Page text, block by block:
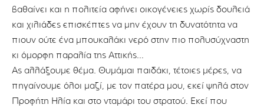
βαθαίνει και η πολιτεία αφήνει οικογένειες χωρίς δουλειά
και χιλιάδες επισκέπτες να μην έχουν τη δυνατότητα να
πιουν ούτε ένα μπουκαλάκι νερό στην πιο πολυσύχναστη
κι όμορφη παραλία της Αττικής…
Ας αλλάξουμε θέμα. Θυμάμαι παιδάκι, τέτοιες μέρες, να
πηγαίνουμε όλοι μαζί, με τον πατέρα μου, εκεί ψηλά στον
Προφήτη Ηλία και στο νταμάρι του στρατού. Εκεί που